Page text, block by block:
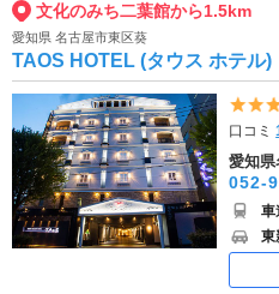
文化のみち二葉館から1.5km
愛知県 名古屋市東区葵
TAOS HOTEL (タウス ホテル)
口コミ
愛知県
052-
車
東